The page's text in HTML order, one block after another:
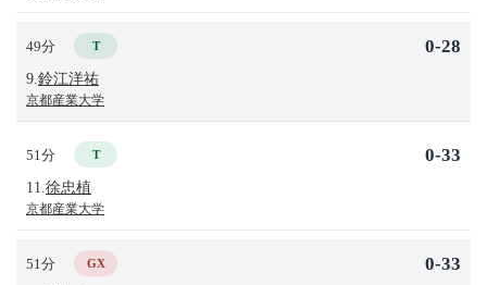
49分 T
9. 鈴江洋祐
京都産業大学
0-28
51分 T
11. 徐忠植
京都産業大学
0-33
51分 GX 0-33